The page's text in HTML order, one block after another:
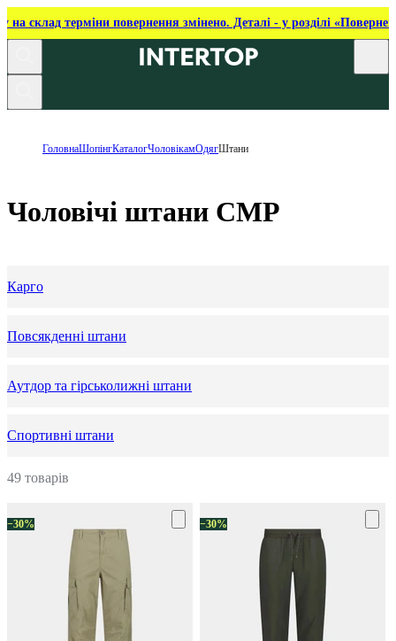
на склад терміни повернення змінено. Деталі - у розділі
ГоловнаШопінгКаталогЧоловікамОдягШтани
Чоловічі штани CMP
Карго
Повсякденні штани
Аутдор та гірськолижні штани
Спортивні штани
49 товарів
−30% −30%